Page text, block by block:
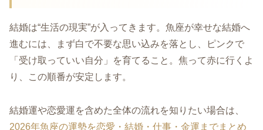
結婚は“生活の現実”が入ってきます。魚座が幸せな結婚へ
進むには、まず白で不要な思い込みを落とし、ピンクで
「受け取っていい自分」を育てること。焦って赤に行くよ
り、この順番が安定します。
結婚運や恋愛運を含めた全体の流れを知りたい場合は、
2026年魚座の運勢を恋愛・結婚・仕事・金運までまとめ